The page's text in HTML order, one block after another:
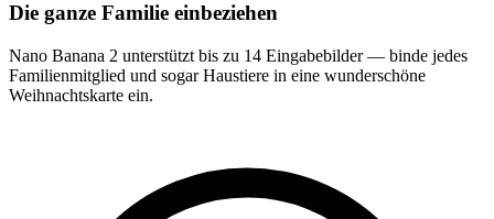
Die ganze Familie einbeziehen
Nano Banana 2 unterstützt bis zu 14 Eingabebilder — binde jedes
Familienmitglied und sogar Haustiere in eine wunderschöne
Weihnachtskarte ein.